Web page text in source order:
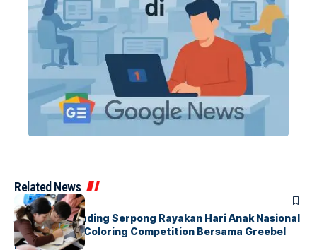
Related News
BERITAINDEX
Atria Hotel Gading Serpong Rayakan Hari Anak Nasional
Lewat Family Coloring Competition Bersama Greebel
Indonesia